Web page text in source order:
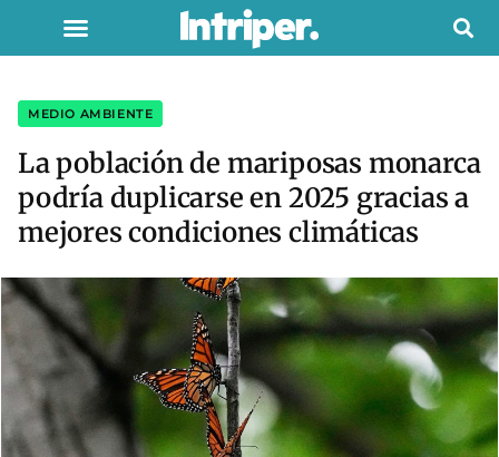
MEDIO AMBIENTE
La población de mariposas monarca
podría duplicarse en 2025 gracias a
mejores condiciones climáticas